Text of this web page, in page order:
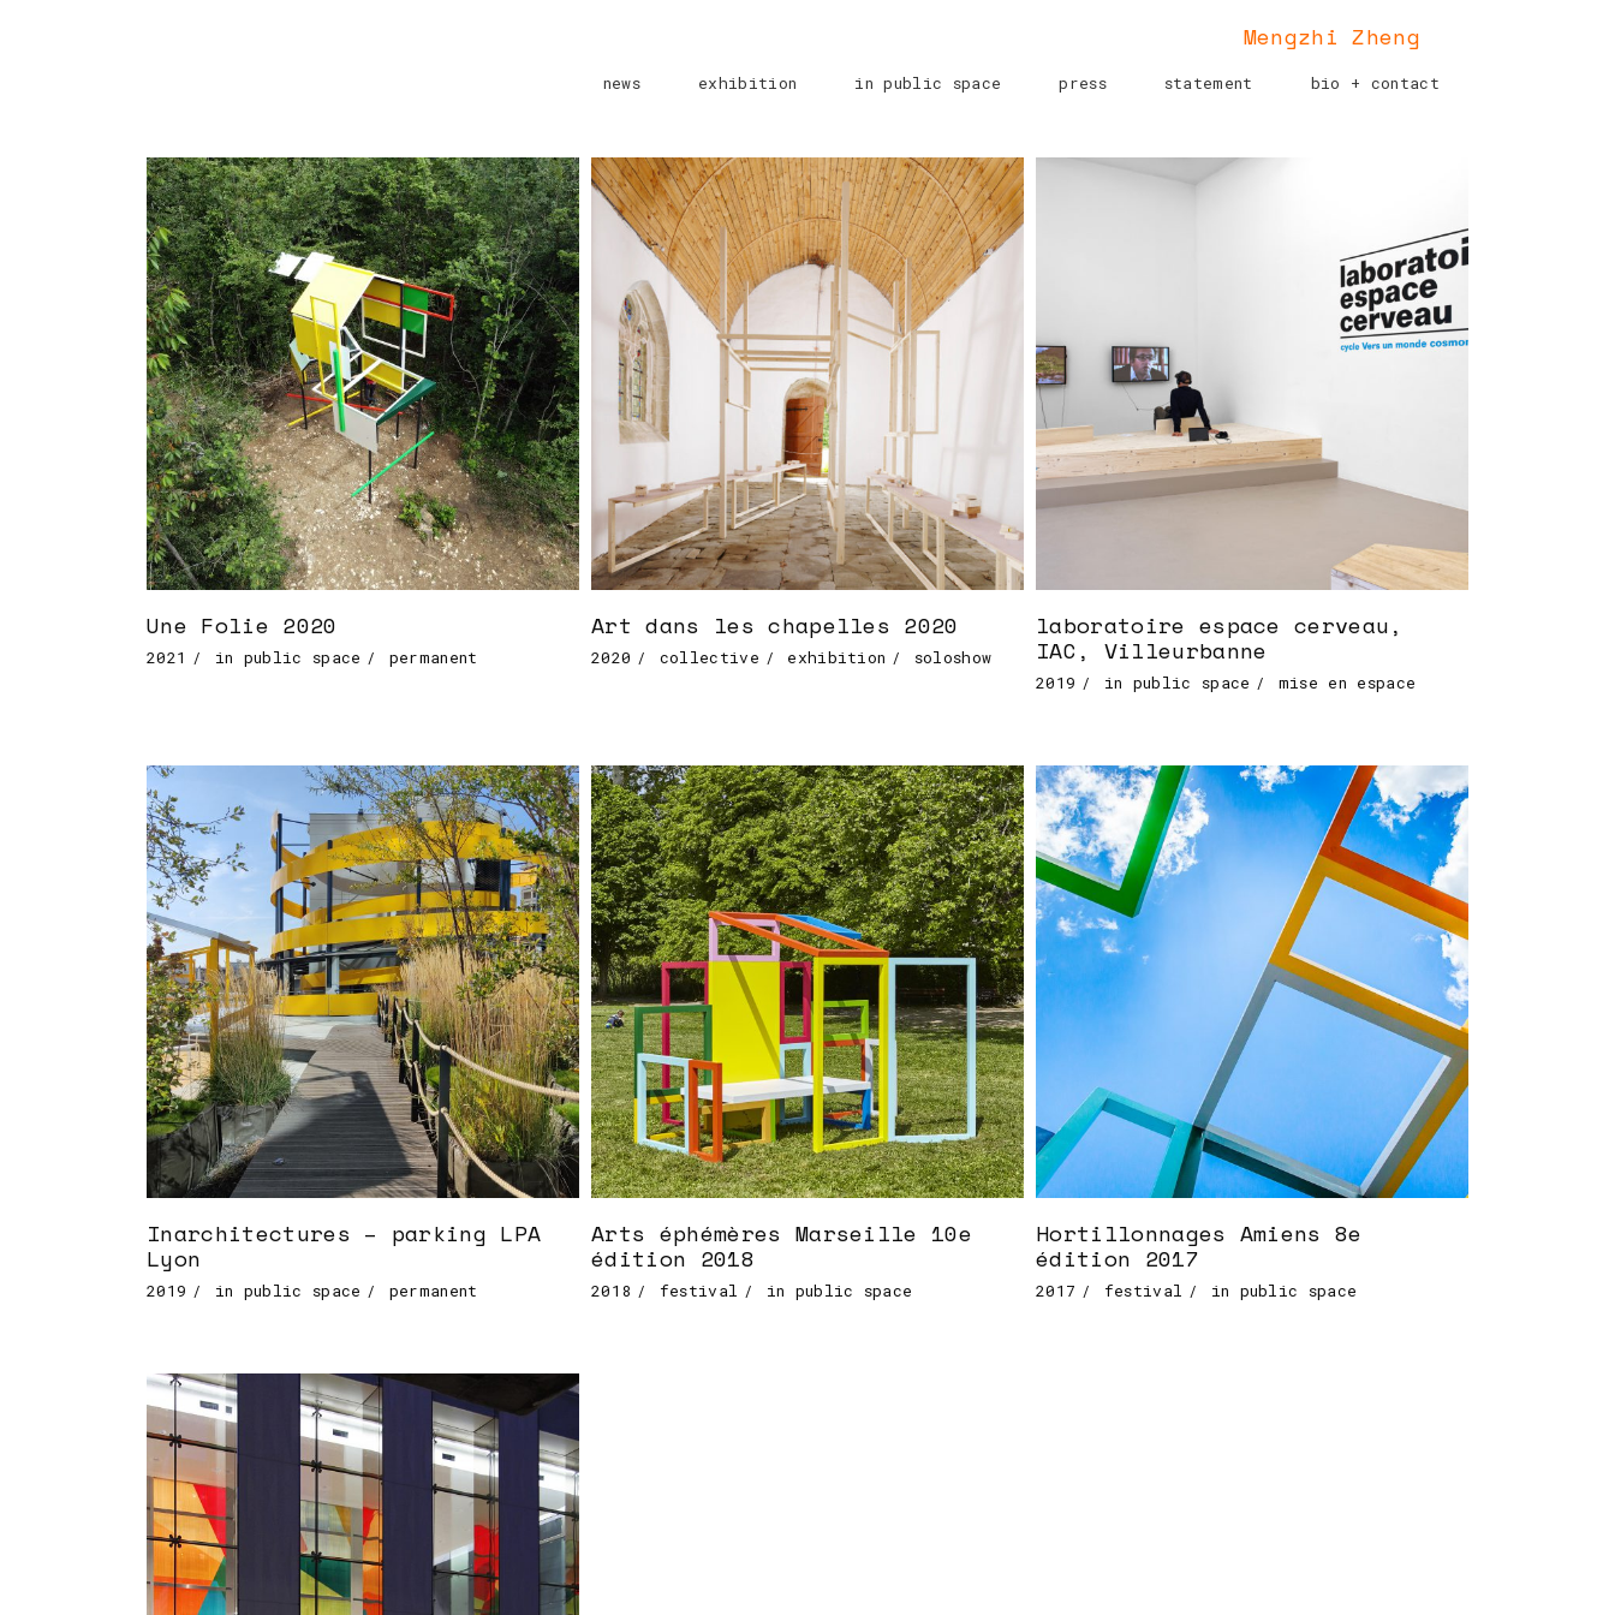
Mengzhi Zheng
news exhibition in public space press statement bio + contact
Une Folie 2020
2021 in public space permanent
Art dans les chapelles 2020
2020 collective exhibition soloshow
laboratoire espace cerveau,
IAC, Villeurbanne
2019 in public space mise en espace
Inarchitectures – parking LPA
Lyon
2019 in public space permanent
Arts éphémères Marseille 10e
édition 2018
2018 festival in public space
Hortillonnages Amiens 8e
édition 2017
2017 festival in public space